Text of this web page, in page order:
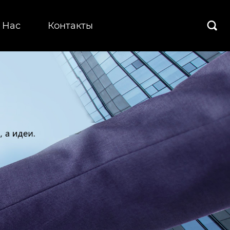
Контакты 